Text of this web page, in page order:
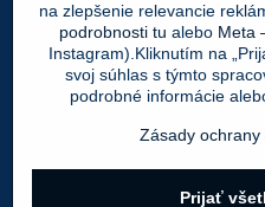
Navštívte našu predajňu -
Obuv LEON, Mlynská 21, 040
Váš Objednaný tovar si môžete
vyzdvihnúť v PO - PIA 9:00 -
©2026
na zlepšenie relevancie
podrobnosti tu alebo Meta
Instagram).Kliknutím na
svoj súhlas s týmto
podrobné informácie
Zásady
Prijať